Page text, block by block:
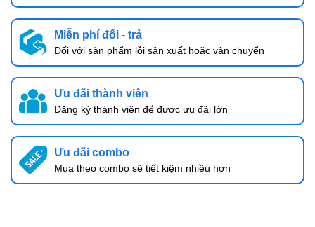
Miễn phí đổi - trả
Đối với sản phẩm lỗi sản xuất hoặc vận chuyển
Ưu đãi thành viên
Đăng ký thành viên để được ưu đãi lớn
Ưu đãi combo
Mua theo combo sẽ tiết kiệm nhiều hơn